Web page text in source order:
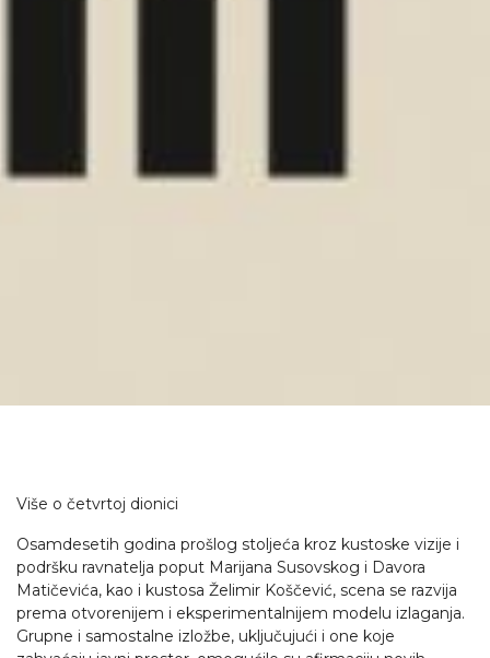
Više o četvrtoj dionici
Osamdesetih godina prošlog stoljeća kroz kustoske vizije i
podršku ravnatelja poput Marijana Susovskog i Davora
Matičevića, kao i kustosa Želimir Koščević, scena se razvija
prema otvorenijem i eksperimentalnijem modelu izlaganja.
Grupne i samostalne izložbe, uključujući i one koje